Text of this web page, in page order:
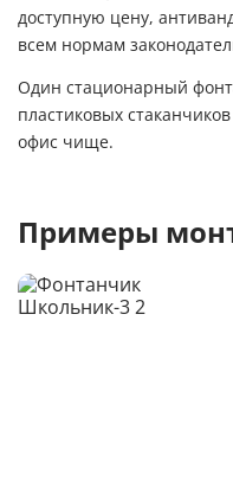
доступную цену,
всем нормам
Один стационарный
пластиковых
офис чище.
Примеры